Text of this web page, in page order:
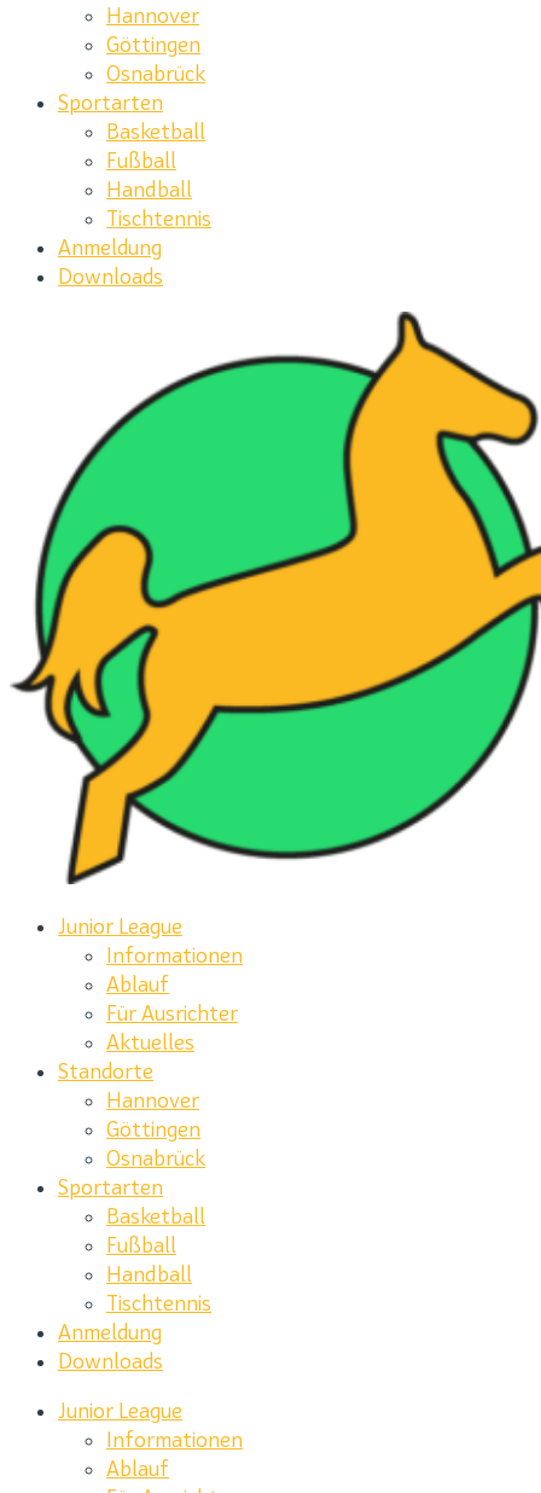
Hannover
Göttingen
Osnabrück
Sportarten
Basketball
Fußball
Handball
Tischtennis
Anmeldung
Downloads
Junior League
Informationen
Ablauf
Für Ausrichter
Aktuelles
Standorte
Hannover
Göttingen
Osnabrück
Sportarten
Basketball
Fußball
Handball
Tischtennis
Anmeldung
Downloads
Junior League
Informationen
Ablauf